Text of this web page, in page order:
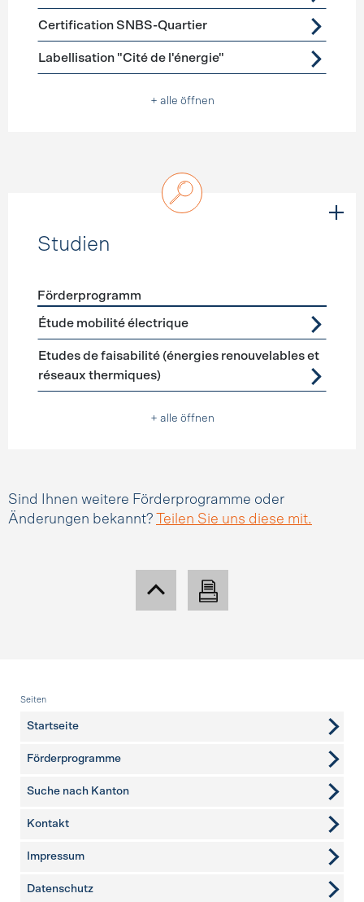
Certification SNBS-Quartier
Labellisation "Cité de l'énergie"
+ alle öffnen
Studien
Förderprogramme Studien
Förderprogramm
Étude mobilité électrique
Etudes de faisabilité (énergies renouvelables et
réseaux thermiques)
+ alle öffnen
Sind Ihnen weitere Förderprogramme oder
Änderungen bekannt?
Teilen Sie uns diese mit.
Fusszeile
Seiten
Startseite
Förderprogramme
Suche nach Kanton
weitere Seiten
Kontakt
Impressum
Datenschutz